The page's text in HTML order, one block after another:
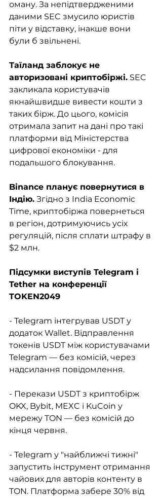
оману. За непідтвердженими
даними SEC змусило юристів
піти у відставку, інакше вони
були б звільнені.
Таїланд заблокує не
авторизовані криптобіржі. SEC
закликала користувачів
якнайшвидше вивести кошти з
таких бірж. До цього, комісія
отримала запит на дані про такі
платформи від Міністерства
цифрової економіки - для
подальшого блокування.
Binance планує повернутися в
Індію. Згідно з India Economic
Time, криптобіржа повернеться
в регіон, дотримуючись усіх
регуляцій, після сплати штрафу в
$2 млн.
Підсумки виступів Telegram і
Tether на конференції
TOKEN2049
- Telegram інтегрував USDT у
додаток Wallet. Відправлення
токенів USDT між користувачами
Telegram — без комісій, через
надсилання повідомлення.
- Перекази USDT з криптобірж
OKX, Bybit, MEXC і KuCoin у
мережу TON — без комісій до
кінця червня.
- Telegram у "найближчі тижні"
запустить інструмент отримання
чайових для авторів контенту в
TON. Платформа забере 30% від